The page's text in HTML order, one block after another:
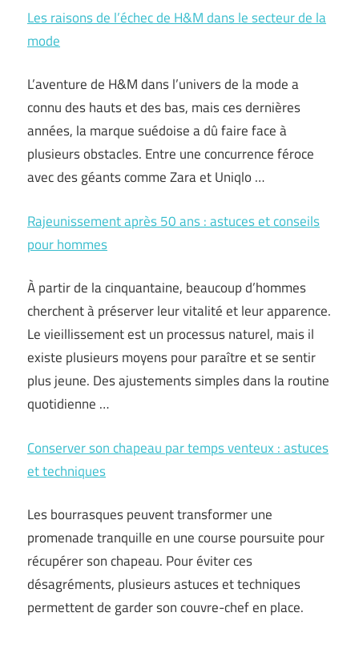
Les raisons de l’échec de H&M dans le secteur de la
mode
L’aventure de H&M dans l’univers de la mode a
connu des hauts et des bas, mais ces dernières
années, la marque suédoise a dû faire face à
plusieurs obstacles. Entre une concurrence féroce
avec des géants comme Zara et Uniqlo …
Rajeunissement après 50 ans : astuces et conseils
pour hommes
À partir de la cinquantaine, beaucoup d’hommes
cherchent à préserver leur vitalité et leur apparence.
Le vieillissement est un processus naturel, mais il
existe plusieurs moyens pour paraître et se sentir
plus jeune. Des ajustements simples dans la routine
quotidienne …
Conserver son chapeau par temps venteux : astuces
et techniques
Les bourrasques peuvent transformer une
promenade tranquille en une course poursuite pour
récupérer son chapeau. Pour éviter ces
désagréments, plusieurs astuces et techniques
permettent de garder son couvre-chef en place.